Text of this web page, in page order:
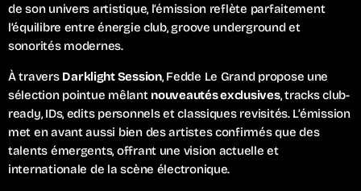
de son univers artistique, l’émission reflète parfaitement
l’équilibre entre énergie club, groove underground et
sonorités modernes.
À travers Darklight Session, Fedde Le Grand propose une
sélection pointue mêlant nouveautés exclusives, tracks club-
ready, IDs, edits personnels et classiques revisités. L’émission
met en avant aussi bien des artistes confirmés que des
talents émergents, offrant une vision actuelle et
internationale de la scène électronique.